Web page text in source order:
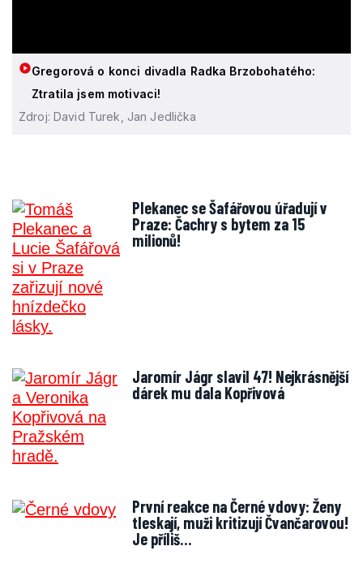
Gregorová o konci divadla Radka Brzobohatého:
Ztratila jsem motivaci!
Zdroj: David Turek, Jan Jedlička
Plekanec se Šafářovou úřadují v
Praze: Čachry s bytem za 15
milionů!
Jaromír Jágr slavil 47! Nejkrásnější
dárek mu dala Kopřivová
První reakce na Černé vdovy: Ženy
tleskají, muži kritizují Čvančarovou!
Je příliš…